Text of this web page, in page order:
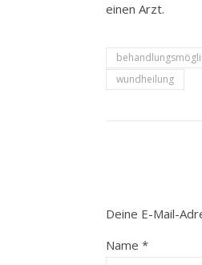
einen Arzt.
wundheilung
Deine E-Mail-
Name *